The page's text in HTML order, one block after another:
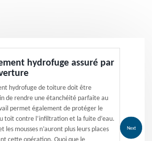
hydrofuge assuré par
hydrofuge de toiture doit être
de rendre une étanchéité parfaite au
permet également de protéger le
toit contre l’infiltration et la fuite d’eau.
les mousses n’auront plus leurs places
Next